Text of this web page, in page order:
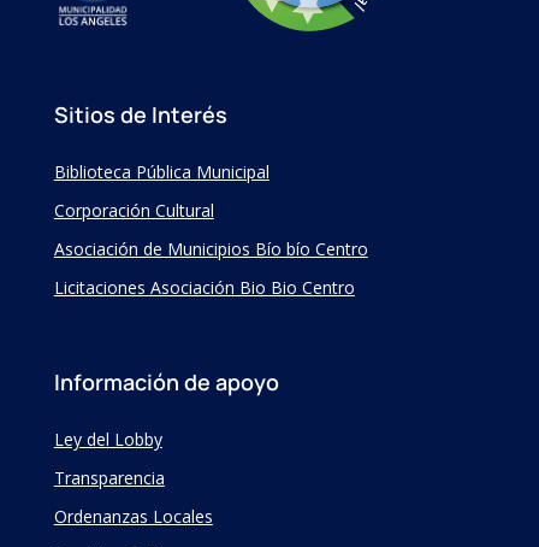
Sitios de Interés
Biblioteca Pública Municipal
Corporación Cultural
Asociación de Municipios Bío bío Centro
Licitaciones Asociación Bio Bio Centro
Información de apoyo
Ley del Lobby
Transparencia
Ordenanzas Locales